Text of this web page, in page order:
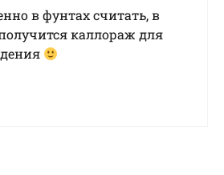
в фунтах считать, в
каллораж для